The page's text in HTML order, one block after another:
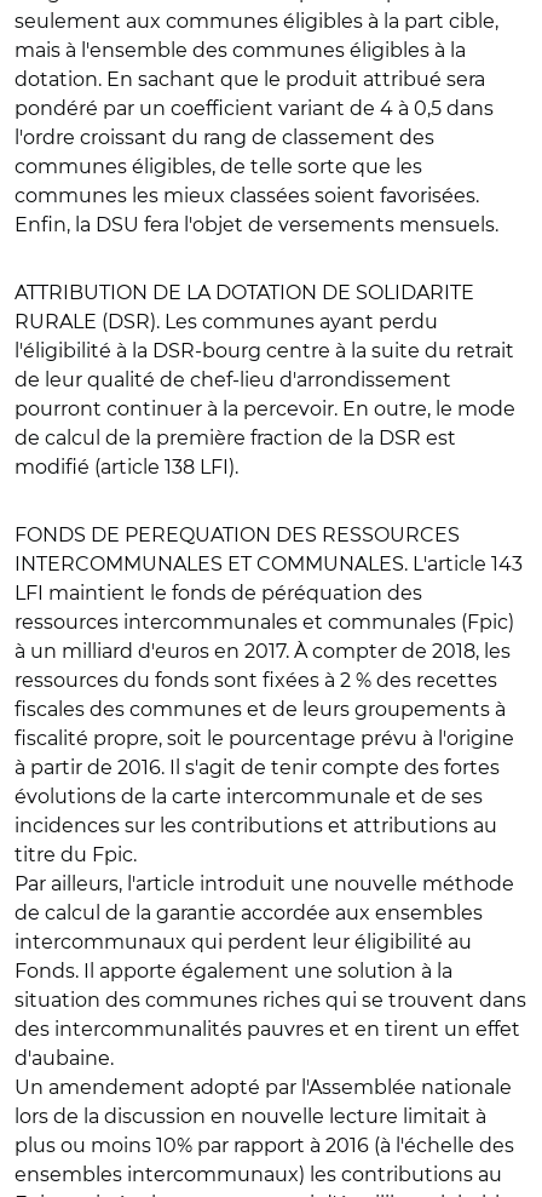
seulement aux communes éligibles à la part cible,
mais à l'ensemble des communes éligibles à la
dotation. En sachant que le produit attribué sera
pondéré par un coefficient variant de 4 à 0,5 dans
l'ordre croissant du rang de classement des
communes éligibles, de telle sorte que les
communes les mieux classées soient favorisées.
Enfin, la DSU fera l'objet de versements mensuels.
ATTRIBUTION DE LA DOTATION DE SOLIDARITE
RURALE (DSR). Les communes ayant perdu
l'éligibilité à la DSR-bourg centre à la suite du retrait
de leur qualité de chef-lieu d'arrondissement
pourront continuer à la percevoir. En outre, le mode
de calcul de la première fraction de la DSR est
modifié (article 138 LFI).
FONDS DE PEREQUATION DES RESSOURCES
INTERCOMMUNALES ET COMMUNALES. L'article 143
LFI maintient le fonds de péréquation des
ressources intercommunales et communales (Fpic)
à un milliard d'euros en 2017. À compter de 2018, les
ressources du fonds sont fixées à 2 % des recettes
fiscales des communes et de leurs groupements à
fiscalité propre, soit le pourcentage prévu à l'origine
à partir de 2016. Il s'agit de tenir compte des fortes
évolutions de la carte intercommunale et de ses
incidences sur les contributions et attributions au
titre du Fpic.
Par ailleurs, l'article introduit une nouvelle méthode
de calcul de la garantie accordée aux ensembles
intercommunaux qui perdent leur éligibilité au
Fonds. Il apporte également une solution à la
situation des communes riches qui se trouvent dans
des intercommunalités pauvres et en tirent un effet
d'aubaine.
Un amendement adopté par l'Assemblée nationale
lors de la discussion en nouvelle lecture limitait à
plus ou moins 10% par rapport à 2016 (à l'échelle des
ensembles intercommunaux) les contributions au